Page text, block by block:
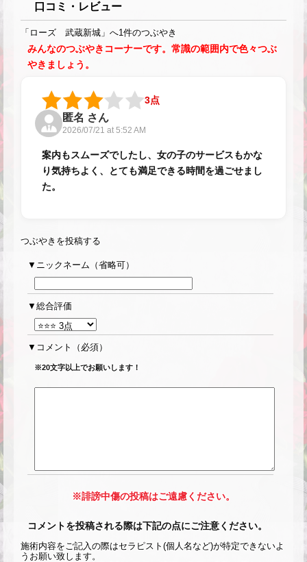
口コミ・レビュー
「ローズ 武蔵新城」へ1件のつぶやき
みんなのつぶやきコーナーです。常識の範囲内で色々つぶ
やきましょう。
3点
匿名 さん
2026/07/21 at 5:52 AM
案内もスムーズでしたし、女の子のサービスもかな
り気持ちよく、とても満足できる時間を過ごせまし
た。
つぶやきを投稿する
ニックネーム（省略可）
総合評価
コメント （必須）
※20文字以上でお願いします！
※誹謗中傷の投稿はご遠慮ください。
コメントを投稿される際は下記の点にご注意ください。
施術内容をご記入の際はセラピスト(個人名など)が特定できないよ
うお願い致します。